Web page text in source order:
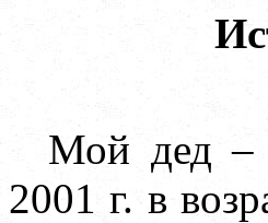
Мой дед –
2001 г. в